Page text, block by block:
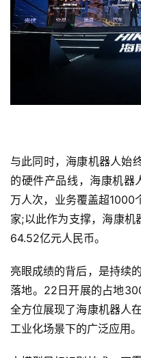
与此同时，海康机器人始
的硬件产品线，海康机器
万人次，业务覆盖超1000
家;以此作为支撑，海康
64.52亿元人民币。
亮眼成绩的背后，是持续
落地。22日开展的占地
全方位展现了海康机器人
工业化场景下的广泛应用。